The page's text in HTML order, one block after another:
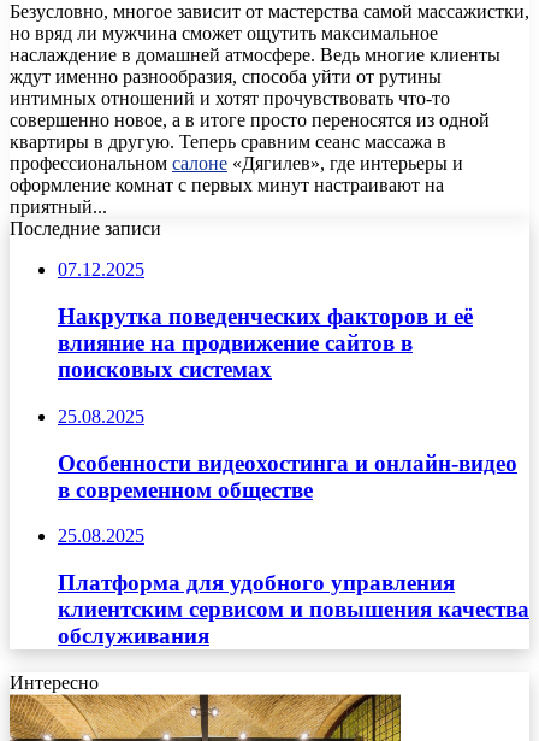
Безусловно, многое зависит от мастерства самой массажистки,
но вряд ли мужчина сможет ощутить максимальное
наслаждение в домашней атмосфере. Ведь многие клиенты
ждут именно разнообразия, способа уйти от рутины
интимных отношений и хотят прочувствовать что-то
совершенно новое, а в итоге просто переносятся из одной
квартиры в другую. Теперь сравним сеанс массажа в
профессиональном салоне «Дягилев», где интерьеры и
оформление комнат с первых минут настраивают на
приятный...
Последние записи
07.12.2025
Накрутка поведенческих факторов и её
влияние на продвижение сайтов в
поисковых системах
25.08.2025
Особенности видеохостинга и онлайн-видео
в современном обществе
25.08.2025
Платформа для удобного управления
клиентским сервисом и повышения качества
обслуживания
Интересно